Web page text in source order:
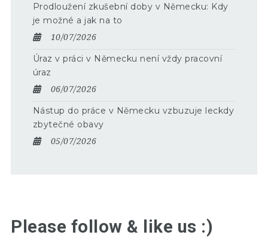
Prodloužení zkušební doby v Německu: Kdy
je možné a jak na to
10/07/2026
Úraz v práci v Německu není vždy pracovní
úraz
06/07/2026
Nástup do práce v Německu vzbuzuje leckdy
zbytečné obavy
05/07/2026
Please follow & like us :)